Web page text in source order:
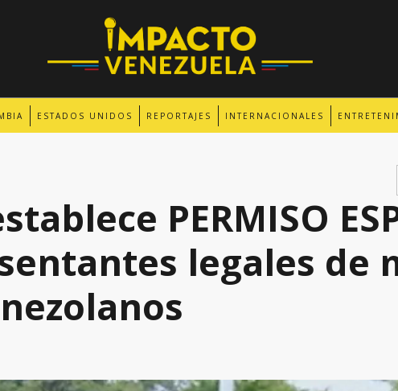
ESTADOS UNIDOS REPORTAJES INTERNACIONALES
PERMISO
legales de